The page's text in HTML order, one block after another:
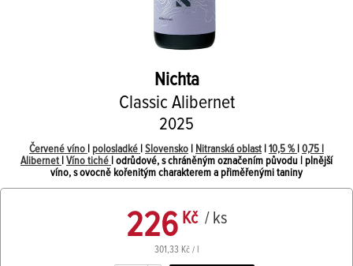
Nichta
Classic Alibernet
2025
Červené víno polosladké Slovensko Nitranská oblast 10,5 % 0,75 l
Alibernet
Víno tiché
| odrůdové, s chráněným označením původu | plnější
víno, s ovocně kořenitým charakterem a přiměřenými taniny
226 Kč / ks
301,33 Kč / l